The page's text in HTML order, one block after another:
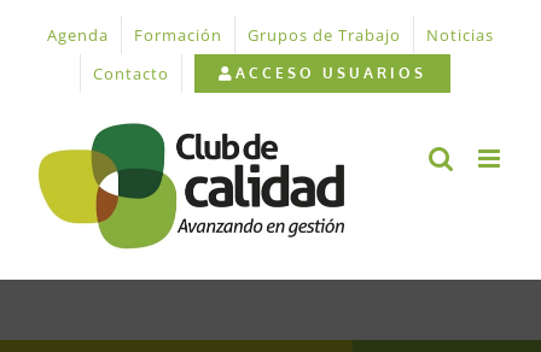
contenido
Agenda Formación Grupos de Trabajo
Noticias
Contacto
ACCESO USUARIOS